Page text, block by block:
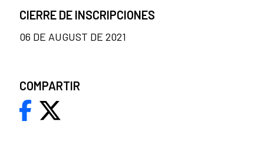
CIERRE DE INSCRIPCIONES
06 DE AUGUST DE 2021
COMPARTIR